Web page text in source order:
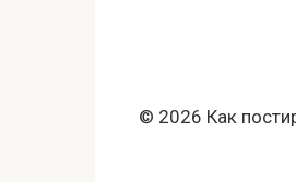
© 2026 Как